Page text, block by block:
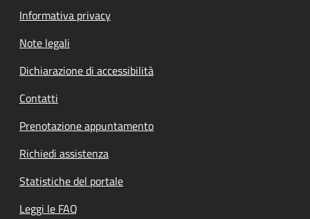
Informativa privacy
Note legali
Dichiarazione di accessibilità
Contatti
Prenotazione appuntamento
Richiedi assistenza
Statistiche del portale
Leggi le FAQ